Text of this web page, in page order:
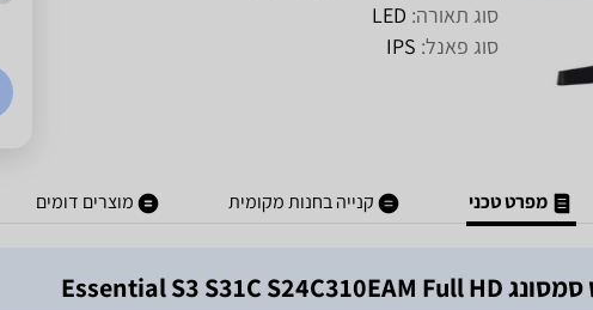
סוג תאורה: LED
סוג פאנל: IPS
מפרט טכני קנייה בחנות מקומית מוצרים דומים